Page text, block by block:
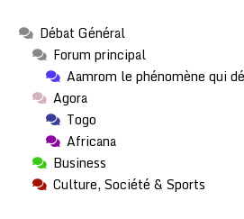
Débat Général
Forum principal
Aamrom le phénomène qui
Agora
Togo
Africana
Business
Culture, Société & Sports